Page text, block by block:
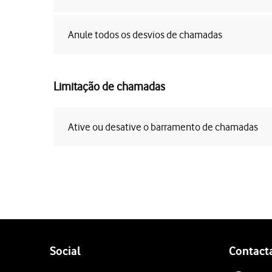
Anule todos os desvios de chamadas
Limitação de chamadas
Ative ou desative o barramento de chamadas
Follow
Social